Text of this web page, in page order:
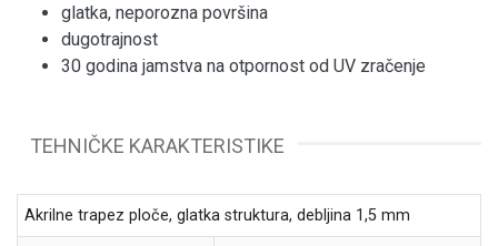
glatka, neporozna površina
dugotrajnost
30 godina jamstva na otpornost od UV zračenje
TEHNIČKE KARAKTERISTIKE
Akrilne trapez ploče, glatka struktura, debljina 1,5 mm